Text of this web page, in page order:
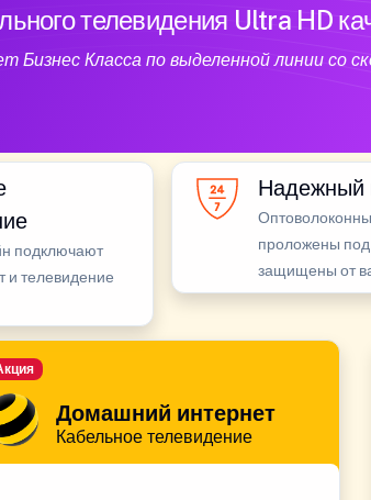
телевидения Ultra HD
Класса по выделенной линии со
подключают
и телевидение
Надежный
проложены под
защищены от
Домашний интернет
Кабельное телевидение